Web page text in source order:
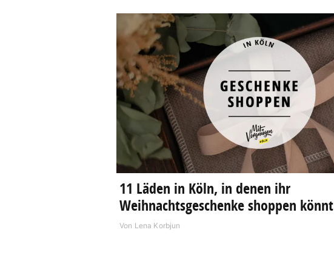
11 Läden in Köln, in denen ihr
Weihnachtsgeschenke shoppen könnt
Von Lena Korbjun